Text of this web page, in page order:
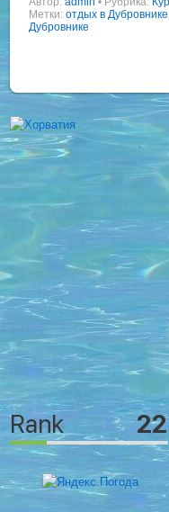
Метки:отдых в Дубровнике
Дубровнике